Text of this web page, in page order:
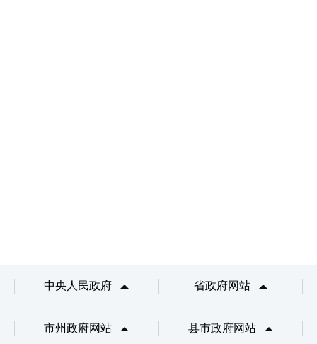
中央人民政府 省政府网站
市州政府网站 县市政府网站